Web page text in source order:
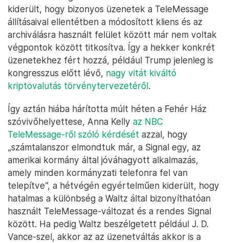
kiderült, hogy bizonyos üzenetek a TeleMessage
állításaival ellentétben a módosított kliens és az
archiválásra használt felület között már nem voltak
végpontok között titkosítva. Így a hekker konkrét
üzenetekhez fért hozzá, például Trump jelenleg is
kongresszus előtt lévő, nagy vitát kiváltó
kriptovalutás törvénytervezetéről.
Így aztán hiába hárította múlt héten a Fehér Ház
szóvivőhelyettese, Anna Kelly az NBC
TeleMessage-ről szóló kérdését azzal, hogy
„számtalanszor elmondtuk már, a Signal egy, az
amerikai kormány által jóváhagyott alkalmazás,
amely minden kormányzati telefonra fel van
telepítve”, a hétvégén egyértelműen kiderült, hogy
hatalmas a különbség a Waltz által bizonyíthatóan
használt TeleMessage-változat és a rendes Signal
között. Ha pedig Waltz beszélgetett például J. D.
Vance-szel, akkor az az üzenetváltás akkor is a